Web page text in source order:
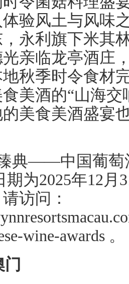
验风土与风味
永利旗下米其
亲临龙亭酒庄
秋季时令食材
美酒的“山海交
美食美酒盛宴
典——中国葡萄
为2025年12月
访问：
wine-awards 。